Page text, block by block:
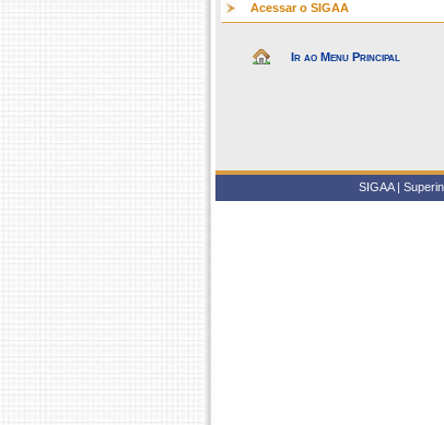
Acessar o SIGAA
Ir ao Menu Principal
SIGAA |